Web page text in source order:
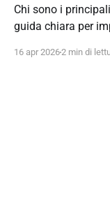
Chi sono i
guida chiara per
16 apr 20262 min di